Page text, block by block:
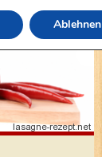
Ablehnen